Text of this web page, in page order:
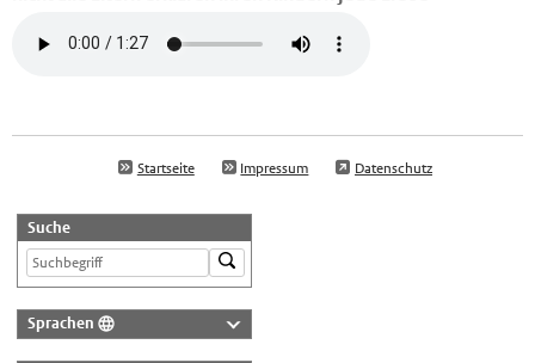
Startseite Impressum Datenschutz
Suche
Sprachen